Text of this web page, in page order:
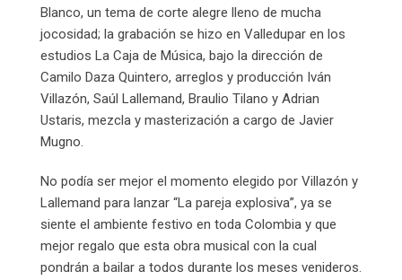
Blanco, un tema de corte alegre lleno de mucha
jocosidad; la grabación se hizo en Valledupar en los
estudios La Caja de Música, bajo la dirección de
Camilo Daza Quintero, arreglos y producción Iván
Villazón, Saúl Lallemand, Braulio Tilano y Adrian
Ustaris, mezcla y masterización a cargo de Javier
Mugno.
No podía ser mejor el momento elegido por Villazón y
Lallemand para lanzar “La pareja explosiva”, ya se
siente el ambiente festivo en toda Colombia y que
mejor regalo que esta obra musical con la cual
pondrán a bailar a todos durante los meses venideros.